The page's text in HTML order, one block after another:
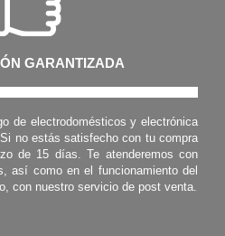
GARANTIZADA
de electrodomésticos y electrónica
no estás satisfecho con tu compra
de 15 días. Te atenderemos con
así como en el funcionamiento del
con nuestro servicio de post venta.